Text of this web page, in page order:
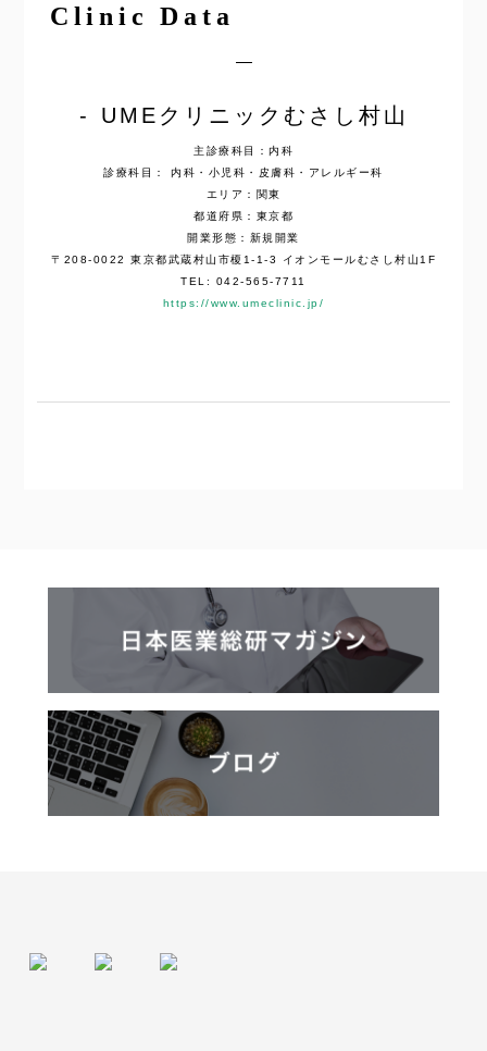
Clinic Data
UMEクリニックむさし村山
主診療科目：内科
診療科目： 内科・小児科・皮膚科・アレルギー科
エリア：関東
都道府県：東京都
開業形態：新規開業
〒208-0022 東京都武蔵村山市榎1-1-3 イオンモールむさし村山1F
TEL: 042-565-7711
https://www.umeclinic.jp/